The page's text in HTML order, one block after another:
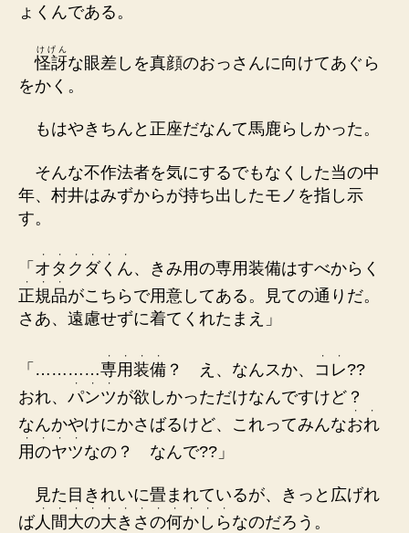
ょくんである。
怪訝
けげん
な眼差しを真顔のおっさんに向けてあぐら
をかく。
もはやきちんと正座だなんて馬鹿らしかった。
そんな不作法者を気にするでもなくした当の中
年、村井はみずからが持ち出したモノを指し示
す。
「 オ
・
タ
・
ク
・
ダ
・
く
・
ん
・
、きみ用の専用装備はすべからく
正
・
規
・
品
・
がこちらで用意してある。見ての通りだ。
さあ、遠慮せずに着てくれたまえ」
「…………専
・
用
・
装
・
備
・
？ え、なんスか、 コ
・
レ
・
??
おれ、 パ
・
ン
・
ツ
・
が欲しかっただけなんですけど？
なんかやけにかさばるけど、これってみんなお
・
れ
・
用
・
の
・
ヤ
・
ツ
・
なの？ なんで??」
見た目きれいに畳まれているが、きっと広げれ
ば人
・
間
・
大
・
の
・
大
・
き
・
さ
・
の
・
何
・
か
・
し
・
ら
・
なのだろう。